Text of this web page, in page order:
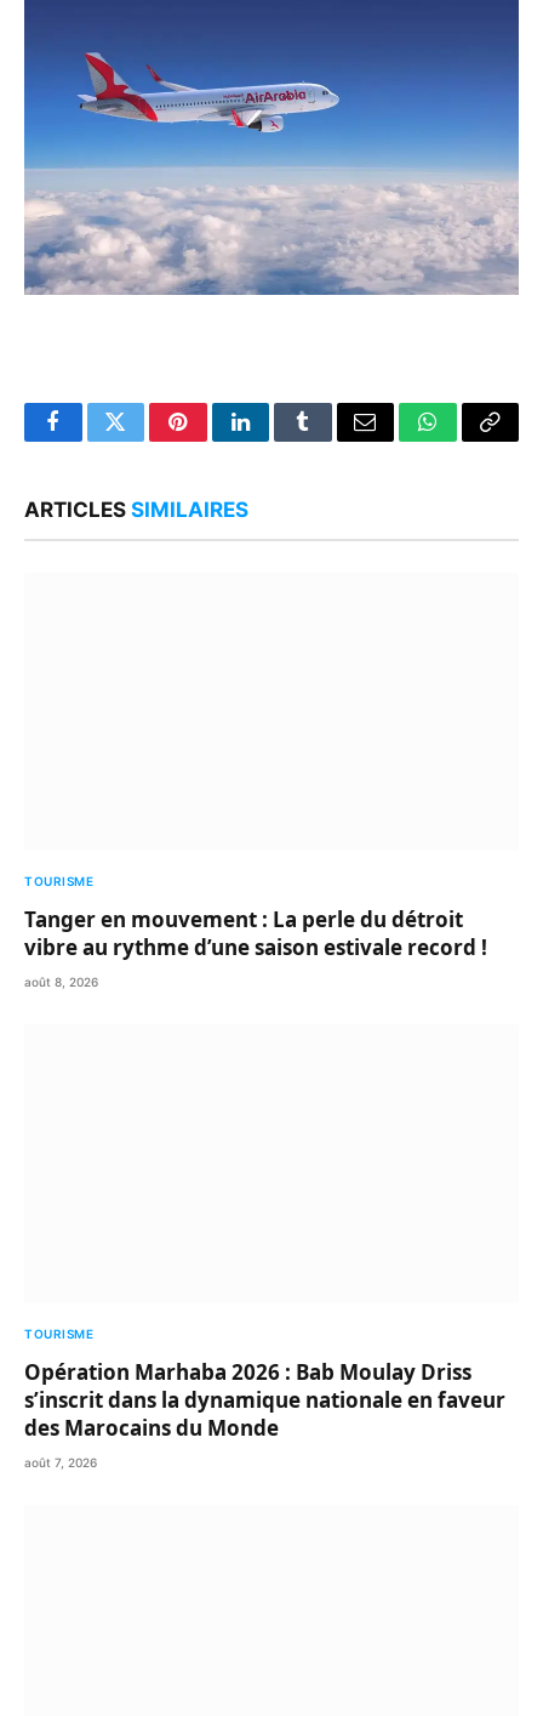
FacebookTwitterPinterestLinkedInTumblrEmail WhatsApp
Copy
ARTICLES SIMILAIRES
TOURISME
Tanger en mouvement : La perle du détroit
vibre au rythme d’une saison estivale record !
août 8, 2026
TOURISME
Opération Marhaba 2026 : Bab Moulay Driss
s’inscrit dans la dynamique nationale en faveur
des Marocains du Monde
août 7, 2026